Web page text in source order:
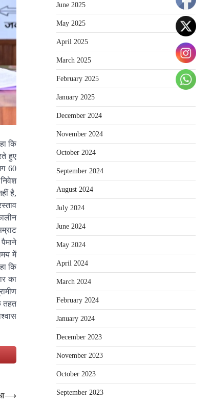
कि
हुए
60
है,
में
कि
का
तहत
⟶
June 2025
May 2025
April 2025
March 2025
February 2025
January 2025
December 2024
November 2024
October 2024
September 2024
August 2024
July 2024
June 2024
May 2024
April 2024
March 2024
February 2024
January 2024
December 2023
November 2023
October 2023
September 2023